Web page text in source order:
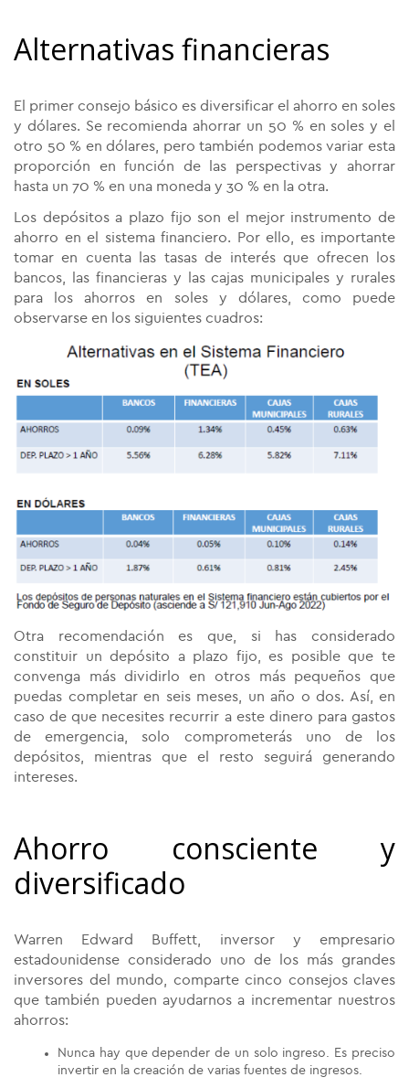
Alternativas financieras
El primer consejo básico es diversificar el ahorro en soles
y dólares. Se recomienda ahorrar un 50 % en soles y el
otro 50 % en dólares, pero también podemos variar esta
proporción en función de las perspectivas y ahorrar
hasta un 70 % en una moneda y 30 % en la otra.
Los depósitos a plazo fijo son el mejor instrumento de
ahorro en el sistema financiero. Por ello, es importante
tomar en cuenta las tasas de interés que ofrecen los
bancos, las financieras y las cajas municipales y rurales
para los ahorros en soles y dólares, como puede
observarse en los siguientes cuadros:
Otra recomendación es que, si has considerado
constituir un depósito a plazo fijo, es posible que te
convenga más dividirlo en otros más pequeños que
puedas completar en seis meses, un año o dos. Así, en
caso de que necesites recurrir a este dinero para gastos
de emergencia, solo comprometerás uno de los
depósitos, mientras que el resto seguirá generando
intereses.
Ahorro consciente y
diversificado
Warren Edward Buffett, inversor y empresario
estadounidense considerado uno de los más grandes
inversores del mundo, comparte cinco consejos claves
que también pueden ayudarnos a incrementar nuestros
ahorros:
Nunca hay que depender de un solo ingreso. Es preciso
invertir en la creación de varias fuentes de ingresos.